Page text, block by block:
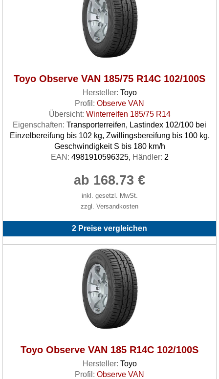
Toyo Observe VAN 185/75 R14C 102/100S
Hersteller: Toyo
Profil: Observe VAN
Übersicht: Winterreifen 185/75 R14
Eigenschaften: Transporterreifen, Lastindex 102/100 bei
Einzelbereifung bis 102 kg, Zwillingsbereifung bis 100 kg,
Geschwindigkeit S bis 180 km/h
EAN: 4981910596325, Händler: 2
ab 168.73 €
inkl. gesetzl. MwSt.
zzgl. Versandkosten
2 Preise vergleichen
Toyo Observe VAN 185 R14C 102/100S
Hersteller: Toyo
Profil: Observe VAN